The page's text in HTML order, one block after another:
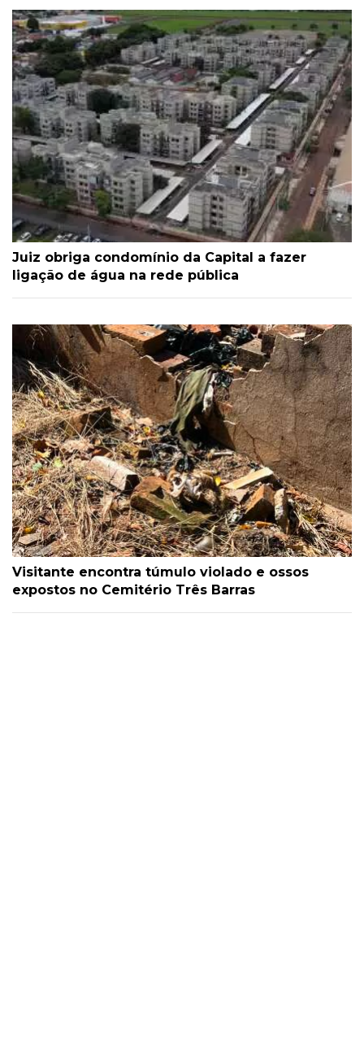
Juiz obriga condomínio da Capital a fazer
ligação de água na rede pública
Visitante encontra túmulo violado e ossos
expostos no Cemitério Três Barras